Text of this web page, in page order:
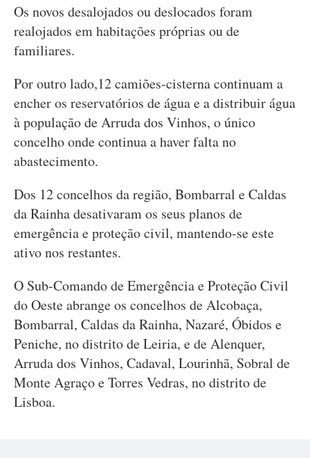
Os novos desalojados ou deslocados foram
realojados em habitações próprias ou de
familiares.
Por outro lado,12 camiões-cisterna continuam a
encher os reservatórios de água e a distribuir água
à população de Arruda dos Vinhos, o único
concelho onde continua a haver falta no
abastecimento.
Dos 12 concelhos da região, Bombarral e Caldas
da Rainha desativaram os seus planos de
emergência e proteção civil, mantendo-se este
ativo nos restantes.
O Sub-Comando de Emergência e Proteção Civil
do Oeste abrange os concelhos de Alcobaça,
Bombarral, Caldas da Rainha, Nazaré, Óbidos e
Peniche, no distrito de Leiria, e de Alenquer,
Arruda dos Vinhos, Cadaval, Lourinhã, Sobral de
Monte Agraço e Torres Vedras, no distrito de
Lisboa.